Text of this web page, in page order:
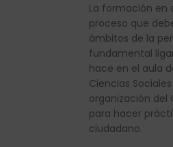
La formación en
proceso que
ámbitos de la
fundamental
hace en el aula
Ciencias
organización del
para hacer
ciudadano.